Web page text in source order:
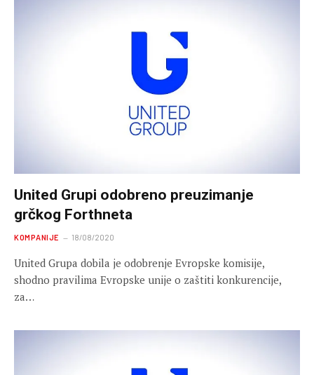
United Grupi odobreno preuzimanje
grčkog Forthneta
KOMPANIJE 18/08/2020
United Grupa dobila je odobrenje Evropske komisije,
shodno pravilima Evropske unije o zaštiti konkurencije,
za…